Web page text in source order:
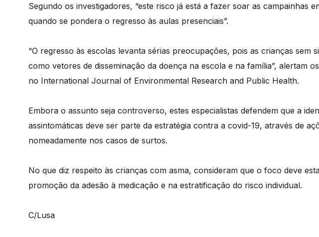
Segundo os investigadores, “este risco já está a fazer soar as campainhas
quando se pondera o regresso às aulas presenciais”.
“O regresso às escolas levanta sérias preocupações, pois as crianças sem
como vetores de disseminação da doença na escola e na família”, alertam
no International Journal of Environmental Research and Public Health.
Embora o assunto seja controverso, estes especialistas defendem que a
assintomáticas deve ser parte da estratégia contra a covid-19, através de
nomeadamente nos casos de surtos.
No que diz respeito às crianças com asma, consideram que o foco deve
promoção da adesão à medicação e na estratificação do risco individual.
C/Lusa